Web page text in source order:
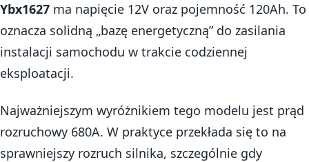
Ybx1627 ma napięcie 12V oraz pojemność 120Ah. To
oznacza solidną „bazę energetyczną” do zasilania
instalacji samochodu w trakcie codziennej
eksploatacji.
Najważniejszym wyróżnikiem tego modelu jest prąd
rozruchowy 680A. W praktyce przekłada się to na
sprawniejszy rozruch silnika, szczególnie gdy